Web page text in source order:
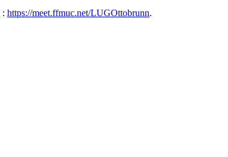
: https://meet.ffmuc.net/LUGOttobrunn.